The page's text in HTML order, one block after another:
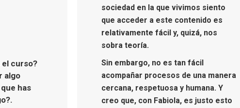
curso?
algo
has
sociedad en la que vivimos siento
que acceder a este contenido es
relativamente fácil y, quizá, nos
sobra teoría.
Sin embargo, no es tan fácil
acompañar procesos de una manera
cercana, respetuosa y humana. Y
creo que, con Fabiola, es justo esto